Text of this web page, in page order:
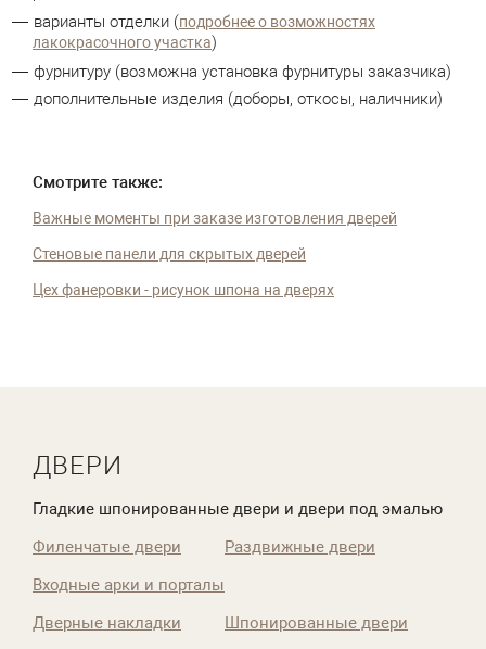
варианты отделки (подробнее о возможностях
лакокрасочного участка)
фурнитуру (возможна установка фурнитуры заказчика)
дополнительные изделия (доборы, откосы, наличники)
Смотрите также:
Важные моменты при заказе изготовления дверей
Стеновые панели для скрытых дверей
Цех фанеровки - рисунок шпона на дверях
ДВЕРИ
Гладкие шпонированные двери и двери под эмалью
Филенчатые двери
Раздвижные двери
Входные арки и порталы
Дверные накладки
Шпонированные двери